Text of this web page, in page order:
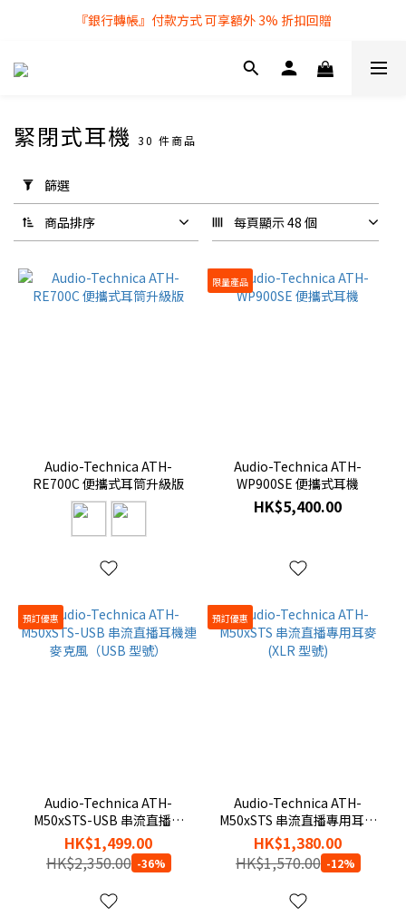
全店購物滿 $250 即享免費送貨服務
『銀行轉帳』付款方式 可享額外 3% 折扣回贈
全店購物滿 $250 即享免費送貨服務
用
篩
選
無
線
(4)
頭
戴
式
緊閉式耳機 30 件商品
篩選
商品排序 每頁顯示 48 個
Audio-Technica ATH-
RE700C 便攜式耳筒升級版
限量產品
Audio-Technica ATH-
WP900SE 便攜式耳機
HK$5,400.00
預訂優惠
Audio-Technica ATH-
M50xSTS-USB 串流直播耳
機連麥克風（USB 型號）
HK$1,499.00
HK$2,350.00 -36%
預訂優惠
Audio-Technica ATH-
M50xSTS 串流直播專用耳麥
(XLR 型號)
HK$1,380.00
HK$1,570.00 -12%